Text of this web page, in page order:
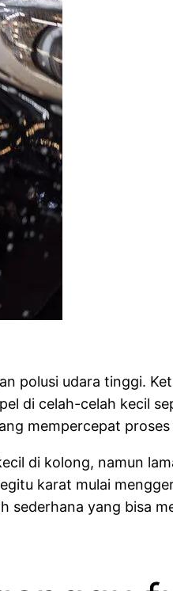
polusi udara tinggi.
di celah-celah kecil
mempercepat
di kolong, namun
karat mulai
yang bisa